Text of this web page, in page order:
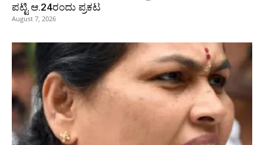
ಪಟ್ಟಿ ಆ.24ರಂದು ಪ್ರಕಟ
August 7, 2026